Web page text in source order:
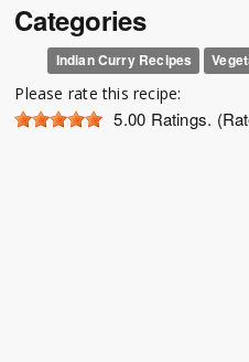
Categories
Indian Curry Recipes
Please rate this recipe:
5.00 Ratings.